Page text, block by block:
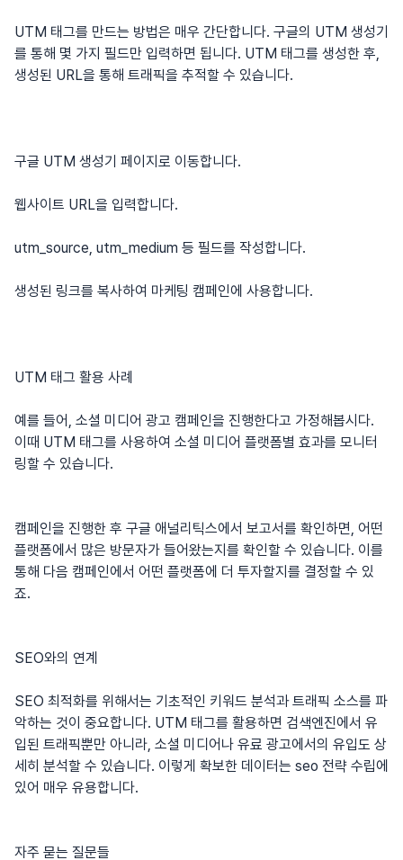
UTM 태그를 만드는 방법은 매우 간단합니다. 구글의 UTM 생성기
를 통해 몇 가지 필드만 입력하면 됩니다. UTM 태그를 생성한 후,
생성된 URL을 통해 트래픽을 추적할 수 있습니다.
구글 UTM 생성기 페이지로 이동합니다.
웹사이트 URL을 입력합니다.
utm_source, utm_medium 등 필드를 작성합니다.
생성된 링크를 복사하여 마케팅 캠페인에 사용합니다.
UTM 태그 활용 사례
예를 들어, 소셜 미디어 광고 캠페인을 진행한다고 가정해봅시다.
이때 UTM 태그를 사용하여 소셜 미디어 플랫폼별 효과를 모니터
링할 수 있습니다.
캠페인을 진행한 후 구글 애널리틱스에서 보고서를 확인하면, 어떤
플랫폼에서 많은 방문자가 들어왔는지를 확인할 수 있습니다. 이를
통해 다음 캠페인에서 어떤 플랫폼에 더 투자할지를 결정할 수 있
죠.
SEO와의 연계
SEO 최적화를 위해서는 기초적인 키워드 분석과 트래픽 소스를 파
악하는 것이 중요합니다. UTM 태그를 활용하면 검색엔진에서 유
입된 트래픽뿐만 아니라, 소셜 미디어나 유료 광고에서의 유입도 상
세히 분석할 수 있습니다. 이렇게 확보한 데이터는 seo 전략 수립에
있어 매우 유용합니다.
자주 묻는 질문들